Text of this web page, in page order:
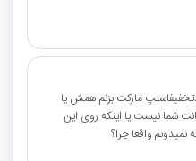
مارکت بزنم همش یا
شما نیست یا اینکه روی این
واقعا چرا؟